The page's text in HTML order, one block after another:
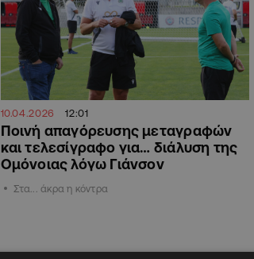
10.04.2026 12:01
Ποινή απαγόρευσης μεταγραφών
και τελεσίγραφο για… διάλυση της
Ομόνοιας λόγω Γιάνσον
Στα... άκρα η κόντρα